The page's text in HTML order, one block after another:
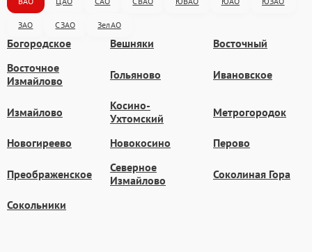
ЗАО СЗАО ЗелАО
Богородское Вешняки
Восточный
Восточное
Измайлово
Гольяново Ивановское
Измайлово
Косино-
Ухтомский
Метрогородок
Новогиреево Новокосино Перово
Преображенское
Северное
Измайлово
Соколиная Гора
Сокольники